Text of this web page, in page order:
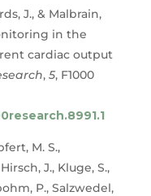
J., & Malbrain,
in the
cardiac output
, 5, F1000
M. S.,
J., Kluge, S.,
P., Salzwedel,